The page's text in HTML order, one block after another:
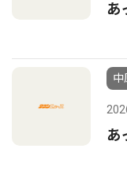
あ
中
あ